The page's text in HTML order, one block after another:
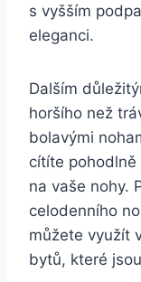
s vyšším
eleganci.
Dalším
horšího než
bolavými
cítíte
na vaše nohy.
celodenního
můžete využít
bytů, které